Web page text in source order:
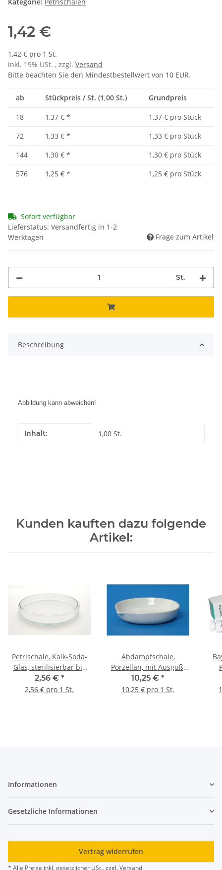
1,42 €
1,42 € pro 1 St.
inkl. 19% USt. , zzgl. Versand
Bitte beachten Sie den Mindestbestellwert von 10 EUR.
ab Stückpreis / St. (1,00 St.) Grundpreis
18 1,37 € *
1,37 € pro Stück
72
1,33 € *
1,33 € pro Stück
144
1,30 € *
1,30 € pro Stück
576
1,25 € * 1,25 € pro Stück
Sofort verfügbar
Lieferstatus: Versandfertig in 1-2
Werktagen
Frage zum Artikel
St.
Beschreibung
Abbildung kann abweichen!
Produkteigenschaft
Wert
Inhalt: 1,00 St.
Kunden kauften dazu folgende
Artikel:
Petrischale, Kalk-Soda-
Glas, sterilisierbar bis
135°C; 150*25 mm
2,56 € *
2,56 € pro 1 St.
Abdampfschale,
Porzellan, mit Ausguß,
Flachboden, niedrige
Form, 250 ml, 130*30
10,25 € *
10,25 € pro 1 St.
Informationen
Gesetzliche Informationen
Vertrag widerrufen
* Alle Preise inkl. gesetzlicher USt., zzgl.Versand